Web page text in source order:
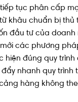
tục phân cấp
khâu chuẩn bị thủ
đầu tư của
các phương
hiện đúng quy
nhanh quy trình
hàng không